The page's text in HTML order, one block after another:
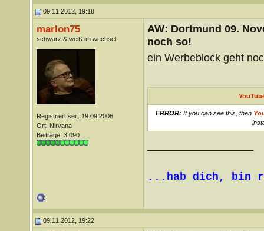
09.11.2012, 19:18
marlon75
schwarz & weiß im wechsel
Registriert seit: 19.09.2006
Ort: Nirvana
Beiträge: 3.090
AW: Dortmund 09.
noch so!
ein Werbeblock geht
ERROR: If you can see this, then
...hab dich, bin
09.11.2012, 19:22